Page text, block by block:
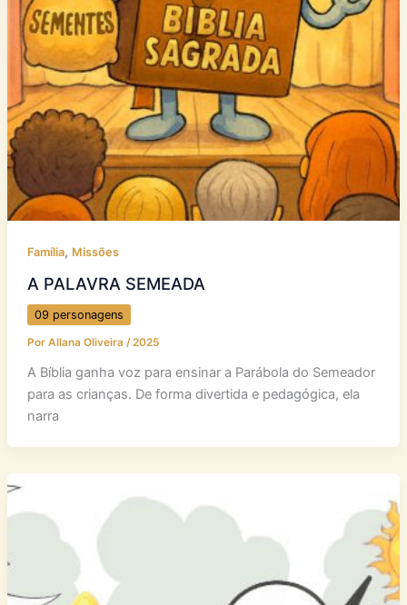
Família, Missões
A PALAVRA SEMEADA
09 personagens
Por Allana Oliveira /2025
A Bíblia ganha voz para ensinar a Parábola do Semeador
para as crianças. De forma divertida e pedagógica, ela
narra